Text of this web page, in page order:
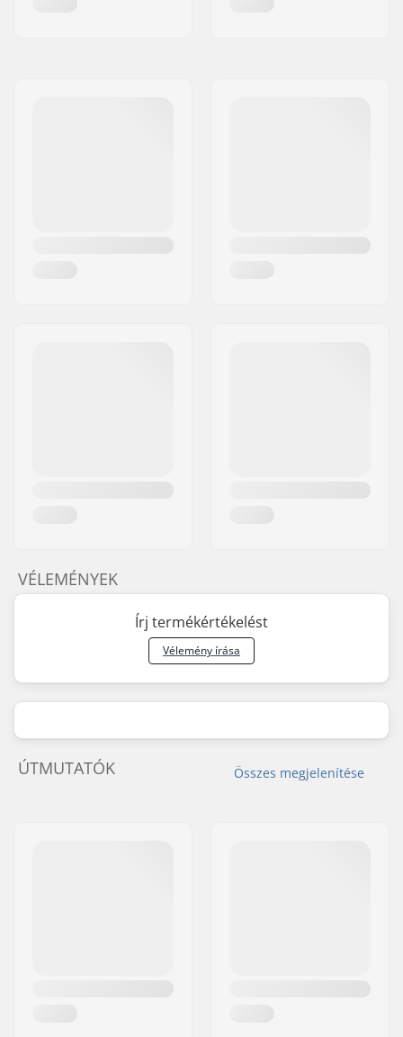
VÉLEMÉNYEK
Írj termékértékelést
Vélemény írása
Összes megjelenítése
ÚTMUTATÓK